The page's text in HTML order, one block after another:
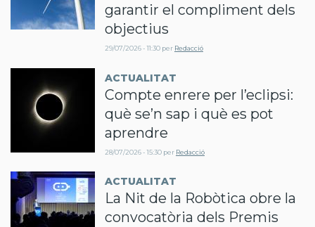
garantir el compliment dels
objectius
29/07/2026 - 11:30 per Redacció
ACTUALITAT
Compte enrere per l’eclipsi:
què se’n sap i què es pot
aprendre
28/07/2026 - 15:30 per Redacció
ACTUALITAT
La Nit de la Robòtica obre la
convocatòria dels Premis